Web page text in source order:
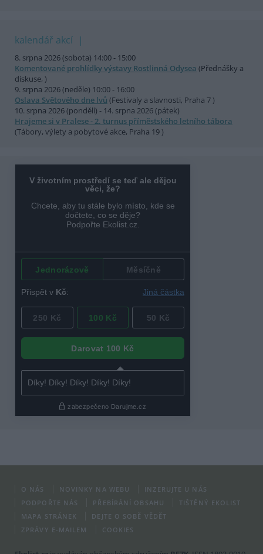
kalendář akcí
8. srpna 2026 (sobota) 14:00 - 15:00
Komentované prohlídky výstavy Rostlinná Odysea (Přednášky a
diskuse, )
9. srpna 2026 (neděle) 10:00 - 16:00
Oslava Světového dne lvů (Festivaly a slavnosti, Praha 7 )
10. srpna 2026 (pondělí) - 14. srpna 2026 (pátek)
Hrajeme si v Pralese - 2. turnus příměstského letního tábora
(Tábory, výlety a pobytové akce, Praha 19 )
O NÁS NOVINKY NA WEBU
INZERUJTE U NÁS
PODPOŘTE NÁS
PŘEBÍRÁNÍ OBSAHU
TIŠTĚNÝ EKOLIST
MAPA STRÁNEK
DEJTE O SOBĚ VĚDĚT
ZPRÁVY E-MAILEM
COOKIES